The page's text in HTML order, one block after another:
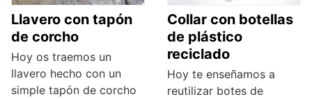
Llavero con tapón
de corcho
Hoy os traemos un
llavero hecho con un
simple tapón de corcho
Collar con botellas
de plástico
reciclado
Hoy te enseñamos a
reutilizar botes de